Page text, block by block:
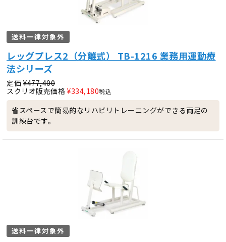
送料一律対象外
レッグプレス2（分離式） TB-1216 業務用運動療
法シリーズ
定価 ¥477,400
スクリオ販売価格 ¥334,180税込
省スペースで簡易的なリハビリトレーニングができる両足の
訓練台です。
送料一律対象外